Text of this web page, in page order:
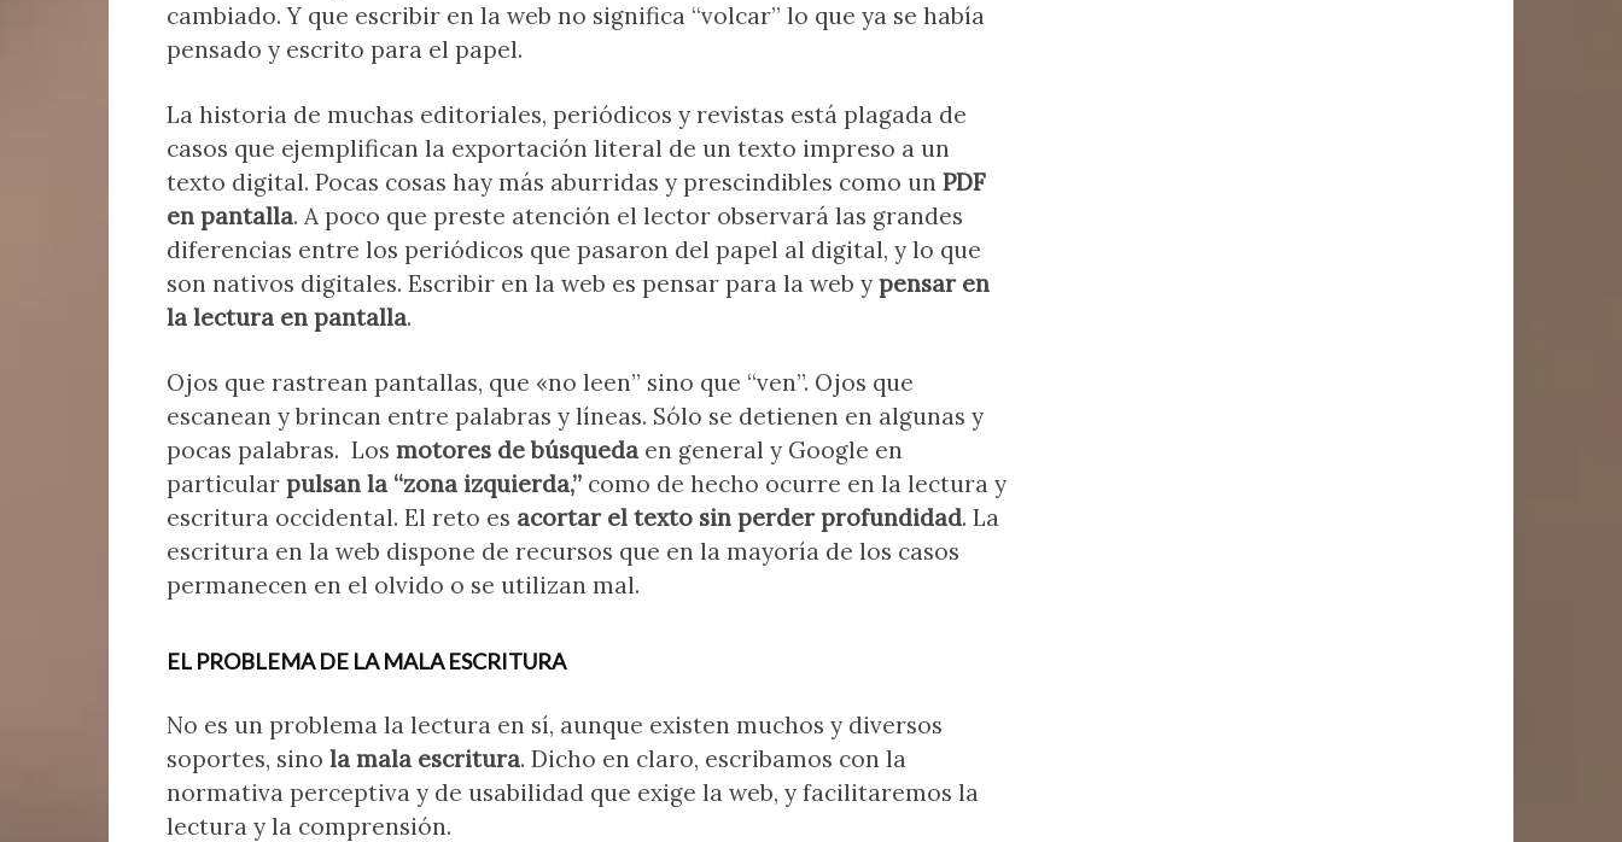
cambiado. Y que escribir en la web no significa “volcar” lo que ya se había
pensado y escrito para el papel.
La historia de muchas editoriales, periódicos y revistas está plagada de
casos que ejemplifican la exportación literal de un texto impreso a un
texto digital. Pocas cosas hay más aburridas y prescindibles como un PDF
en pantalla. A poco que preste atención el lector observará las grandes
diferencias entre los periódicos que pasaron del papel al digital, y lo que
son nativos digitales. Escribir en la web es pensar para la web y pensar en
la lectura en pantalla.
Ojos que rastrean pantallas, que «no leen” sino que “ven”. Ojos que
escanean y brincan entre palabras y líneas. Sólo se detienen en algunas y
pocas palabras. Los motores de búsqueda en general y Google en
particular pulsan la “zona izquierda,” como de hecho ocurre en la lectura y
escritura occidental. El reto es acortar el texto sin perder profundidad. La
escritura en la web dispone de recursos que en la mayoría de los casos
permanecen en el olvido o se utilizan mal.
EL PROBLEMA DE LA MALA ESCRITURA
No es un problema la lectura en sí, aunque existen muchos y diversos
soportes, sino la mala escritura. Dicho en claro, escribamos con la
normativa perceptiva y de usabilidad que exige la web, y facilitaremos la
lectura y la comprensión.